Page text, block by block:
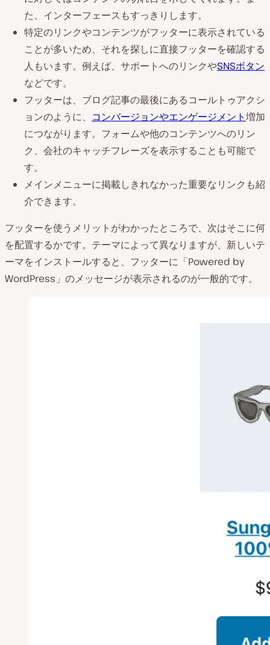
た、インターフェースもすっきりします。
特定のリンクやコンテンツがフッターに表示されている
ことが多いため、それを探しに直接フッターを確認する
人もいます。例えば、サポートへのリンクやSNSボタン
などです。
フッターは、ブログ記事の最後にあるコールトゥアクシ
ョンのように、 コンバージョンやエンゲージメント増加
につながります。フォームや他のコンテンツへのリン
ク、会社のキャッチフレーズを表示することも可能で
す。
メインメニューに掲載しきれなかった重要なリンクも紹
介できます。
フッターを使うメリットがわかったところで、次はそこに何
を配置するかです。テーマによって異なりますが、新しいテ
ーマをインストールすると、フッターに「Powered by
WordPress」のメッセージが表示されるのが一般的です。